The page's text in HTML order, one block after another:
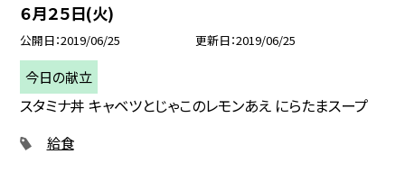
６月２５日(火)
公開日 2019/06/25 更新日 2019/06/25
今日の献立
スタミナ丼 キャベツとじゃこのレモンあえ にらたまスープ
給食